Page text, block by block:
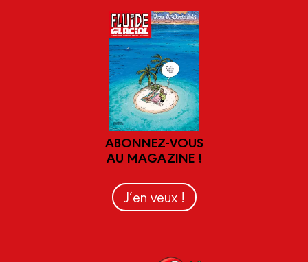
ABONNEZ-VOUS
AU MAGAZINE !
J’en veux !